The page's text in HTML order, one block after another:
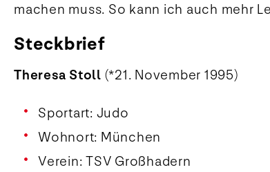
machen muss. So kann ich auch mehr
Steckbrief
Theresa Stoll (*21. November 1995)
Sportart: Judo
Wohnort: München
Verein: TSV Großhadern